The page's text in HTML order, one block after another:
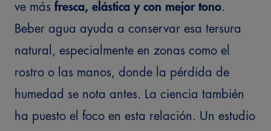
ve más fresca, elástica y con mejor tono.
Beber agua ayuda a conservar esa tersura
natural, especialmente en zonas como el
rostro o las manos, donde la pérdida de
humedad se nota antes. La ciencia también
ha puesto el foco en esta relación. Un estudio